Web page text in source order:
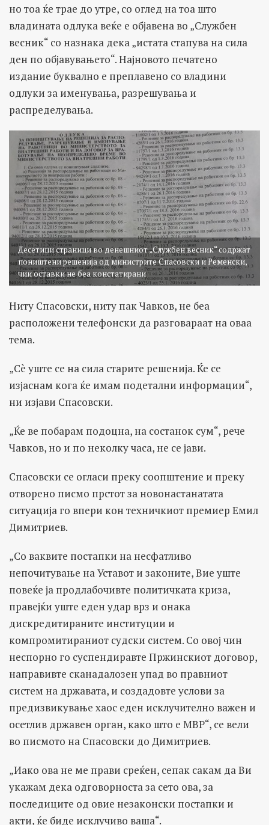
но тоа ќе трае до утре, со оглед на тоа што
владината одлука веќе е објавена во „Службен
весник“ со назнака дека „истата стапува на сила
ден по објавувањето“. Најновото печатено
издание буквално е преплавено со владини
одлуки за именувања, разрешувања и
распределувања.
Десетици страници во денешниот „Службен весник“ содржат
поништени решенија од министрите Спасовски и Ременски,
чии оставки не беа констатирани
Ниту Спасовски, ниту пак Чавков, не беа
расположени телефонски да разговараат на оваа
тема.
„Сè уште се на сила старите решенија. Ќе се
изјаснам кога ќе имам подетални информации“,
ни изјави Спасовски.
„Ќе ве побарам подоцна, на состанок сум“, рече
Чавков, но и по неколку часа, не се јави.
Спасовски се огласи преку соопштение и преку
отворено писмо прстот за новонастанатата
ситуација го впери кон техничкиот премиер Емил
Димитриев.
„Со ваквите постапки на несфатливо
непочитување на Уставот и законите, Вие уште
повеќе ја продлабочивте политичката криза,
правејќи уште еден удар врз и онака
дискредитираните институции и
компромитираниот судски систем. Со овој чин
неспорно го суспендиравте Пржинскиот договор,
направивте сканадалозен упад во правниот
систем на државата, и создадовте услови за
предизвикување хаос еден исклучително важен и
осетлив државен орган, како што е МВР“, се вели
во писмото на Спасовски до Димитриев.
„Иако ова не ме прави среќен, сепак сакам да Ви
укажам дека одговорноста за сето ова, за
последиците од овие незаконски постапки и
акти, ќе биде исклучиво ваша“.